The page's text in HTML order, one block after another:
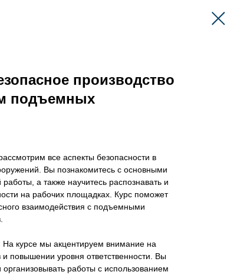
производство
подъемных
все аспекты безопасности в
Вы познакомитесь с основными
а также научитесь распознавать и
на рабочих площадках. Курс поможет
взаимодействия с подъемными
На курсе мы акцентируем внимание на
повышении уровня ответственности. Вы
работы с использованием